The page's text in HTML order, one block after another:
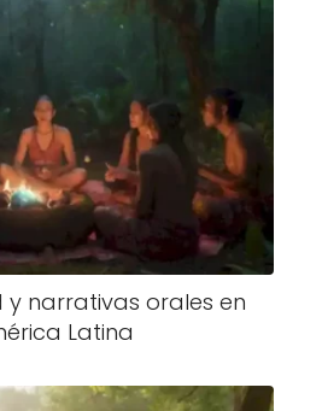
y narrativas orales en
Latina